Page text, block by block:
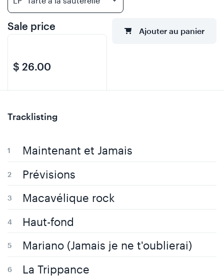
Sale price
$ 26.00
0.00
Ajouter au panier
Tracklisting
Maintenant et Jamais
Prévisions
Macavélique rock
Haut-fond
Mariano (Jamais je ne t'oublierai)
La Trippance